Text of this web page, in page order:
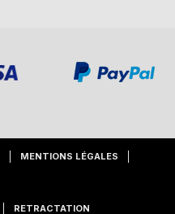
MENTIONS LÉGALES
RETRACTATION